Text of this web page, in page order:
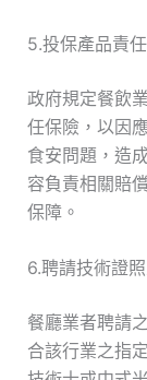
5.投保產品責
政府規定餐飲
任保險，以因
食安問題，造
容負責相關賠
保障。
6.聘請技術證
餐廳業者聘請
合該行業之指